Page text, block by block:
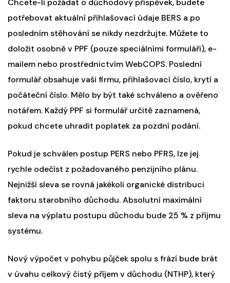
Chcete-li požádat o důchodový příspěvek, budete
potřebovat aktuální přihlašovací údaje BERS a po
posledním stěhování se nikdy nezdržujte. Můžete to
doložit osobně v PPF (pouze speciálními formuláři), e-
mailem nebo prostřednictvím WebCOPS. Poslední
formulář obsahuje vaši firmu, přihlašovací číslo, krytí a
počáteční číslo. Mělo by být také schváleno a ověřeno
notářem. Každý PPF si formulář určitě zaznamená,
pokud chcete uhradit poplatek za pozdní podání.
Pokud je schválen postup PERS nebo PFRS, lze jej
rychle odečíst z požadovaného penzijního plánu.
Nejnižší sleva se rovná jakékoli organické distribuci
faktoru starobního důchodu. Absolutní maximální
sleva na výplatu postupu důchodu bude 25 % z příjmu
systému.
Nový výpočet v pohybu půjček spolu s frází bude brát
v úvahu celkový čistý příjem v důchodu (NTHP), který